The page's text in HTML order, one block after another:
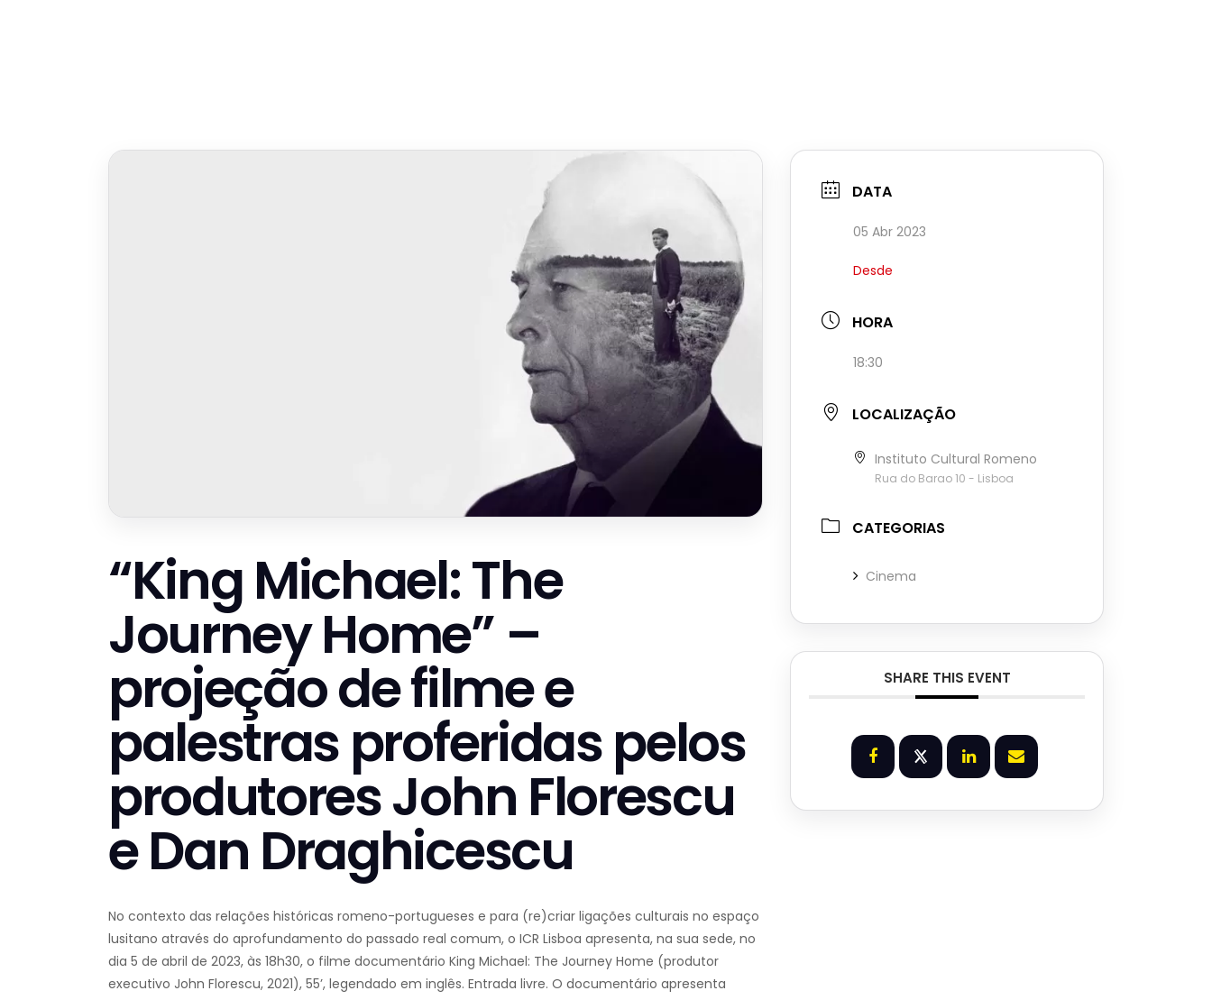
“King Michael: The
Journey Home” –
projeção de filme e
palestras proferidas pelos
produtores John Florescu
e Dan Draghicescu
No contexto das relações históricas romeno-portugueses e para (re)criar ligações culturais no espaço
lusitano através do aprofundamento do passado real comum, o ICR Lisboa apresenta, na sua sede, no
dia 5 de abril de 2023, às 18h30, o filme documentário King Michael: The Journey Home (produtor
executivo John Florescu, 2021), 55’, legendado em inglês. Entrada livre. O documentário apresenta
DATA
05 Abr 2023
Desde
HORA
18:30
LOCALIZAÇÃO
Instituto Cultural Romeno
Rua do Barao 10 - Lisboa
CATEGORIAS
Cinema
SHARE THIS EVENT